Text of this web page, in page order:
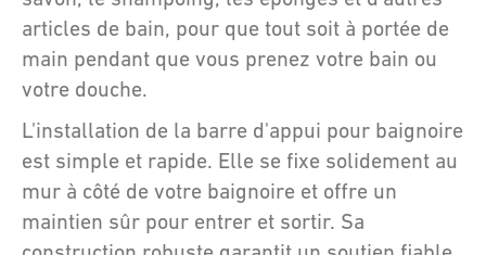
articles de bain, pour que tout soit à portée de
main pendant que vous prenez votre bain ou
votre douche.
L'installation de la barre d'appui pour baignoire
est simple et rapide. Elle se fixe solidement au
mur à côté de votre baignoire et offre un
maintien sûr pour entrer et sortir. Sa